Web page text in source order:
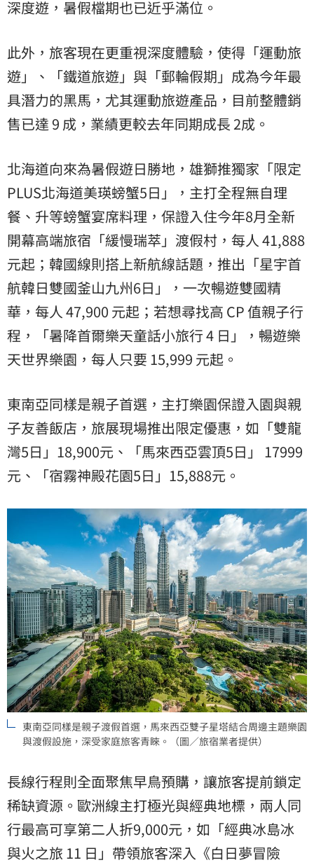
深度遊，暑假檔期也已近乎滿位。
此外，旅客現在更重視深度體驗，使得「運動旅
遊」、「鐵道旅遊」與「郵輪假期」成為今年最
具潛力的黑馬，尤其運動旅遊產品，目前整體銷
售已達 9 成，業績更較去年同期成長 2成。
北海道向來為暑假遊日勝地，雄獅推獨家「限定
PLUS北海道美瑛螃蟹5日」，主打全程無自理
餐、升等螃蟹宴席料理，保證入住今年8月全新
開幕高端旅宿「緩慢瑞萃」渡假村，每人 41,888
元起；韓國線則搭上新航線話題，推出「星宇首
航韓日雙國釜山九州6日」，一次暢遊雙國精
華，每人 47,900 元起；若想尋找高 CP 值親子行
程，「暑降首爾樂天童話小旅行 4 日」，暢遊樂
天世界樂園，每人只要 15,999 元起。
東南亞同樣是親子首選，主打樂園保證入園與親
子友善飯店，旅展現場推出限定優惠，如「雙龍
灣5日」18,900元、「馬來西亞雲頂5日」 17999
元、「宿霧神殿花園5日」15,888元。
東南亞同樣是親子渡假首選，馬來西亞雙子星塔結合周邊主題樂園
與渡假設施，深受家庭旅客青睞。（圖／旅宿業者提供）
長線行程則全面聚焦早鳥預購，讓旅客提前鎖定
稀缺資源。歐洲線主打極光與經典地標，兩人同
行最高可享第二人折9,000元，如「經典冰島冰
與火之旅 11 日」帶領旅客深入《白日夢冒險